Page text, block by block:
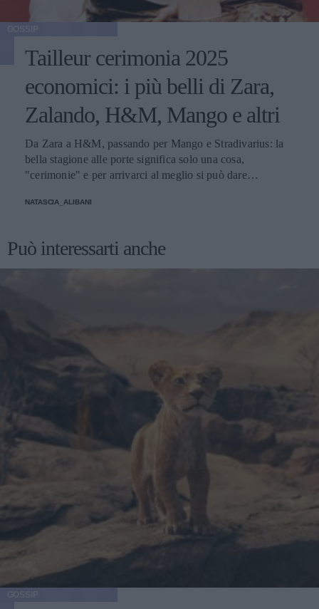
Tailleur cerimonia 2025
economici: i più belli di Zara,
Zalando, H&M, Mango e altri
Da Zara a H&M, passando per Mango e Stradivarius: la
bella stagione alle porte significa solo una cosa,
"cerimonie" e per arrivarci al meglio si può dare
NATASCIA_ALIBANI
Può interessarti anche